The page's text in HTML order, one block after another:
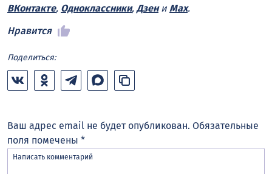
ВКонтакте, Одноклассники, Дзени Max.
Нравится
Поделиться:
Ваш адрес email не будет опубликован. Обязательные
поля помечены *